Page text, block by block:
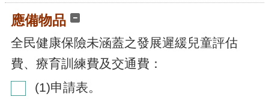
應備物品
全民健康保險未涵蓋之發展遲緩兒童評估
費、療育訓練費及交通費：
(1)申請表。